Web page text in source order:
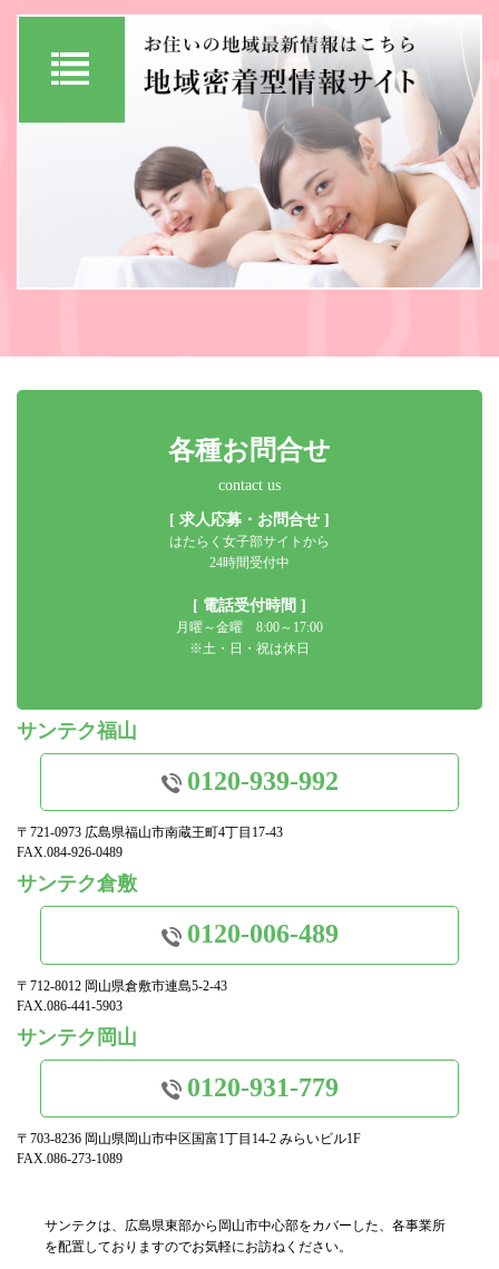
各種お問合せ
contact us
[ 求人応募・お問合せ ]
はたらく女子部サイトから
24時間受付中
[ 電話受付時間 ]
月曜～金曜 8:00～17:00
※土・日・祝は休日
サンテク福山
0120-939-992
〒721-0973 広島県福山市南蔵王町4丁目17-43
FAX.084-926-0489
サンテク倉敷
0120-006-489
〒712-8012 岡山県倉敷市連島5-2-43
FAX.086-441-5903
サンテク岡山
0120-931-779
〒703-8236 岡山県岡山市中区国富1丁目14-2 みらいビル1F
FAX.086-273-1089
サンテクは、広島県東部から岡山市中心部をカバーした、各事業所
を配置しておりますのでお気軽にお訪ねください。